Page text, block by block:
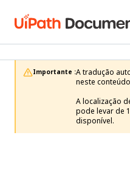
Importante :A tradução
neste
A localização
pode levar de
disponível.